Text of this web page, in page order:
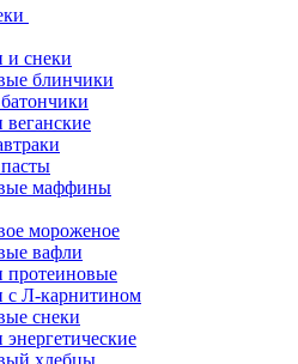
и снеки
блинчики
веганские
маффины
мороженое
вафли
протеиновые
с Л-карнитином
снеки
хлебцы